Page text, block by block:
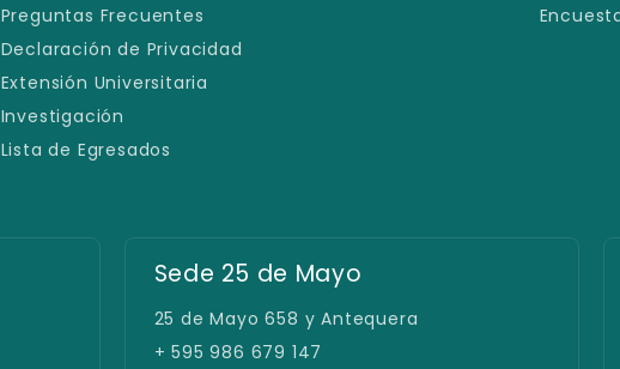
Preguntas Frecuentes
Declaración de Privacidad
Extensión Universitaria
Investigación
Lista de Egresados
Sede España
Avda. España 1239 c/ Padre Cardozo
+ 595 21 219 8000